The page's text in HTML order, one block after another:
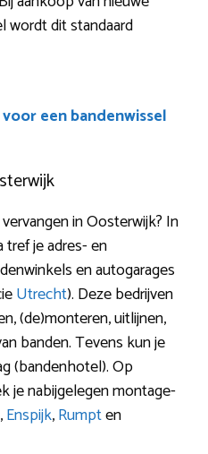
wordt dit standaard
een bandenwissel
in Oosterwijk? In
je adres- en
en autogarages
Utrecht). Deze bedrijven
(de)monteren, uitlijnen,
banden. Tevens kun je
(bandenhotel). Op
je nabijgelegen montage-
,Enspijk,Rumpten